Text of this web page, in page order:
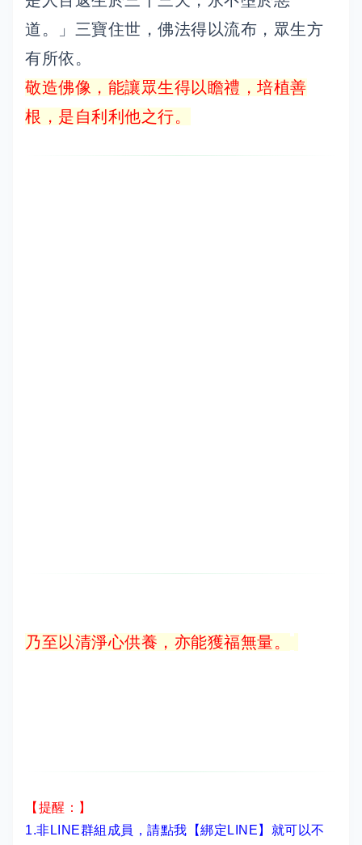
道。」三寶住世，佛法得以流布，眾生方
有所依。
敬造佛像，能讓眾生得以瞻禮，培植善
根，是自利利他之行。
乃至以清淨心供養，亦能獲福無量。
【提醒：】
1.非LINE群組成員， 請點我【綁定LINE】 就可以不